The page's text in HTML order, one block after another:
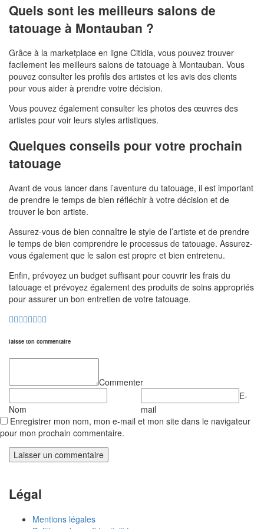
Quels sont les meilleurs salons de
tatouage à Montauban ?
Grâce à la marketplace en ligne Citidia, vous pouvez trouver
facilement les meilleurs salons de tatouage à Montauban. Vous
pouvez consulter les profils des artistes et les avis des clients
pour vous aider à prendre votre décision.
Vous pouvez également consulter les photos des œuvres des
artistes pour voir leurs styles artistiques.
Quelques conseils pour votre prochain
tatouage
Avant de vous lancer dans l’aventure du tatouage, il est important
de prendre le temps de bien réfléchir à votre décision et de
trouver le bon artiste.
Assurez-vous de bien connaître le style de l’artiste et de prendre
le temps de bien comprendre le processus de tatouage. Assurez-
vous également que le salon est propre et bien entretenu.
Enfin, prévoyez un budget suffisant pour couvrir les frais du
tatouage et prévoyez également des produits de soins appropriés
pour assurer un bon entretien de votre tatouage.
laisse ton commentaire
Commenter
Nom
E-
mail
Enregistrer mon nom, mon e-mail et mon site dans le navigateur
pour mon prochain commentaire.
Légal
Mentions légales